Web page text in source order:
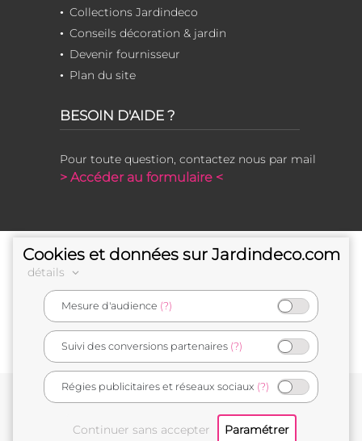
Collections Jardindeco
Conseils décoration & jardin
Devenir fournisseur
Plan du site
BESOIN D'AIDE ?
Pour toute question, contactez nous par mail
> Accéder au formulaire <
e-commerçant français
Cookies et données sur Jardindeco.com
détails
Mesure d'audience (?)
Suivi des conversions partenaires (?)
Régies publicitaires et réseaux sociaux (?)